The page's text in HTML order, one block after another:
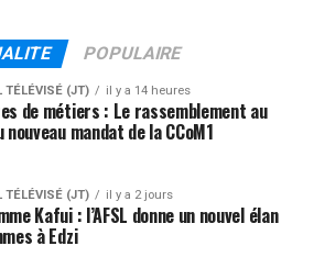
POPULAIRE
TÉLÉVISÉ (JT) il y a 14 heures
de métiers : Le rassemblement au
mandat de la CCoM1
TÉLÉVISÉ (JT) il y a 2 jours
Kafui : l’AFSL donne un nouvel élan
à Edzi